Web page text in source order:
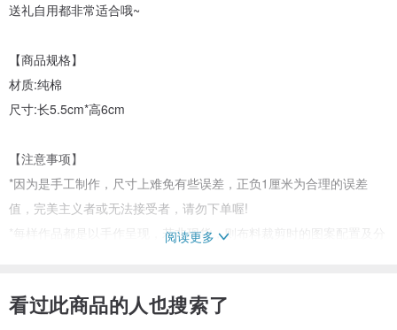
送礼自用都非常适合哦~
【商品规格】
材质:纯棉
尺寸:长5.5cm*高6cm
【注意事项】
*因为是手工制作，尺寸上难免有些误差，正负1厘米为合理的误差
值，完美主义者或无法接受者，请勿下单喔!
*每样作品都是以手作呈现，若非现货，则布料裁剪时的图案配置及分
*手工产品若有现货以现货出货，若无现货因纯手工制作，约需3~7个
阅读更多
看过此商品的人也搜索了